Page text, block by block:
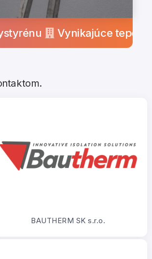
Vynikajúce tepelno-izolačné
BAUTHERM SK s.r.o.